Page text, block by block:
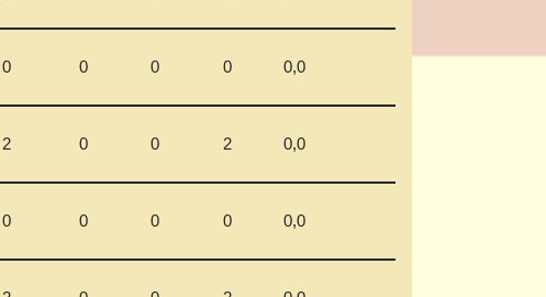
0 0 0 0 0,0
2 0 0 2 0,0
0 0 0 0 0,0